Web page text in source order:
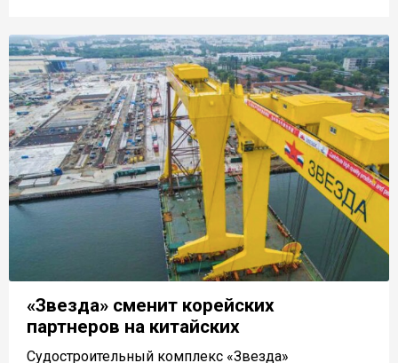
«Звезда» сменит корейских
партнеров на китайских
Судостроительный комплекс «Звезда»